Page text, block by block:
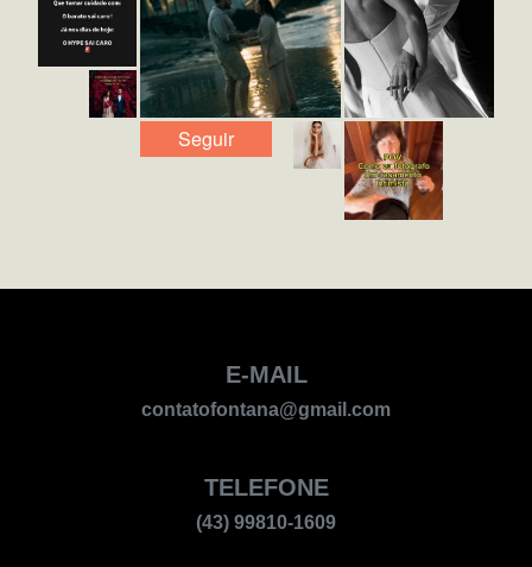
Seguir
E-MAIL
contatofontana@gmail.com
TELEFONE
(43) 99810-1609